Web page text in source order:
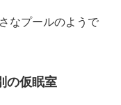
なプールのようで
の仮眠室